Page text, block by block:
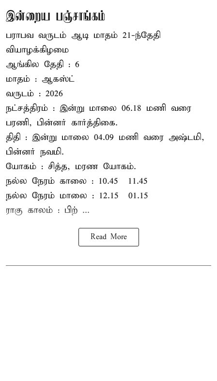
இன்றைய பஞ்சாங்கம்
பராபவ வருடம் ஆடி மாதம் 21-ந்தேதி
வியாழக்கிழமை
ஆங்கில தேதி : 6
மாதம் : ஆகஸ்ட்
வருடம் : 2026
நட்சத்திரம் : இன்று மாலை 06.18 மணி வரை
பரணி, பின்னர் கார்த்திகை.
திதி : இன்று மாலை 04.09 மணி வரை அஷ்டமி,
பின்னர் நவமி.
யோகம் : சித்த, மரண யோகம்.
நல்ல நேரம் காலை : 10.45 – 11.45
நல்ல நேரம் மாலை : 12.15 – 01.15
ராகு காலம் : பிற் ...
Read More